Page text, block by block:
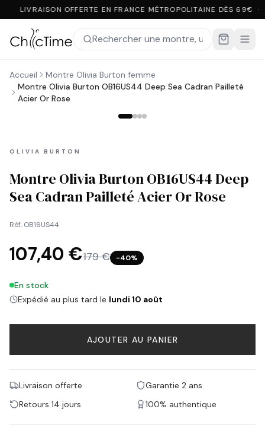
LIVRAISON OFFERTE EN FRANCE MÉTROPOLITAINE DÈS 69€
Accueil
Montre Olivia Burton femme
Montre Olivia Burton OB16US44 Deep Sea Cadran Pailleté
Acier Or Rose
OLIVIA BURTON
Montre Olivia Burton OB16US44 Deep
Sea Cadran Pailleté Acier Or Rose
Réf. OB16US44
107,40 €179 € −40%
En stock
Expédié au plus tard le lundi 10 août
AJOUTER AU PANIER
Livraison offerte
Garantie 2 ans
Retours 14 jours
100% authentique